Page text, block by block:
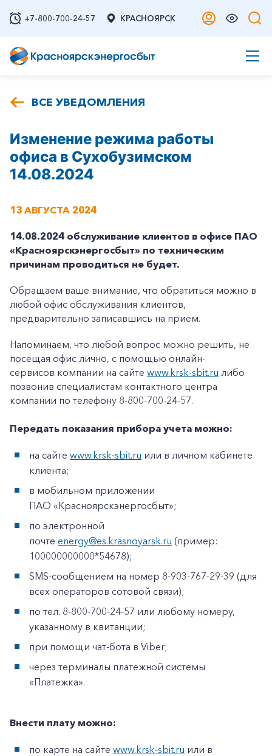
+7-800-700-24-57 КРАСНОЯРСК
ВСЕ УВЕДОМЛЕНИЯ
Изменение режима работы
офиса в Сухобузимском
14.08.2024
13 АВГУСТА 2024
14.08.2024 обслуживание клиентов в офисе ПАО
«Красноярскэнергосбыт» по техническим
причинам проводиться не будет.
Обращаем ваше внимание, что обратиться можно в
любой офис обслуживания клиентов,
предварительно записавшись на прием.
Напоминаем, что любой вопрос можно решить, не
посещая офис лично, с помощью онлайн-
сервисов компании на сайте www.krsk-sbit.ru либо
позвонив специалистам контактного центра
компании по телефону 8-800-700-24-57.
Передать показания прибора учета можно:
на сайте www.krsk-sbit.ru или в личном кабинете
клиента;
в мобильном приложении
ПАО «Красноярскэнергосбыт»;
по электронной
почте energy@es.krasnoyarsk.ru (пример:
100000000000*54678);
SMS-сообщением на номер 8-903-767-29-39 (для
всех операторов сотовой связи);
по тел. 8-800-700-24-57 или любому номеру,
указанному в квитанции;
при помощи чат-бота в Viber;
через терминалы платежной системы
«Платежка».
Внести плату можно:
по карте на сайте www.krsk-sbit.ru или в